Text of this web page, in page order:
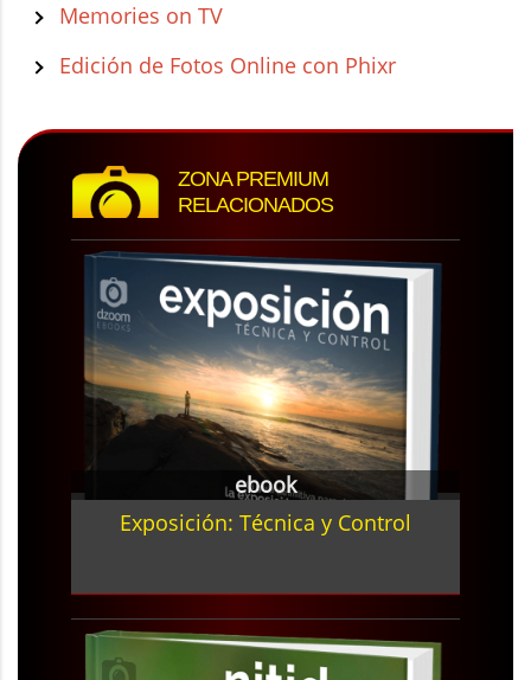
Memories on TV
Edición de Fotos Online con Phixr
ZONA PREMIUM
RELACIONADOS
ebook
Exposición: Técnica y Control